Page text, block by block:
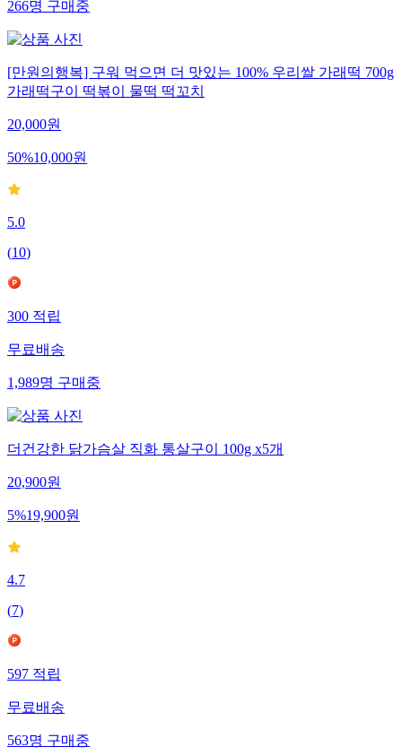
266명구매중
[만원의행복] 구워 먹으면 더 맛있는 100% 우리쌀 가래떡 700g
가래떡구이 떡볶이 물떡 떡꼬치
20,000원
50%10,000원
5.0
(10)
300적립
무료배송
1,989명구매중
더건강한 닭가슴살 직화 통살구이 100g x5개
20,900원
5%19,900원
4.7
(7)
597적립
무료배송
563명구매중